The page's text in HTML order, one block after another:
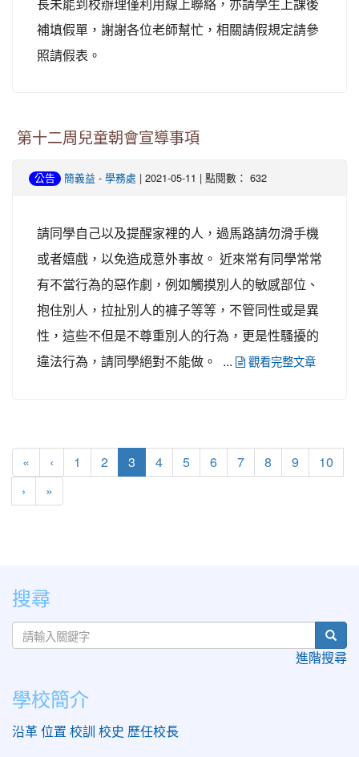
補填假單，謝謝各位老師幫忙，相關請假規定請參
照請假表。
第十二周兒童朝會宣導事項
公告 簡義益 - 學務處 | 2021-05-11 | 點閱數： 632
請同學自己以及提醒家裡的人，過馬路請勿滑手機
或者嬉戲，以免造成意外事故。 近來常有同學常常
有不當行為的惡作劇，例如觸摸別人的敏感部位、
抱住別人，拉扯別人的褲子等等，不管同性或是異
性，這些不但是不尊重別人的行為，更是性騷擾的
違法行為，請同學絕對不能做。 ...
觀看完整文章
« ‹ 1 2 3 (current)
4 5 6 7 8 9 10
› »
:::
搜尋
進階搜尋
學校簡介
沿革 位置 校訓 校史 歷任校長